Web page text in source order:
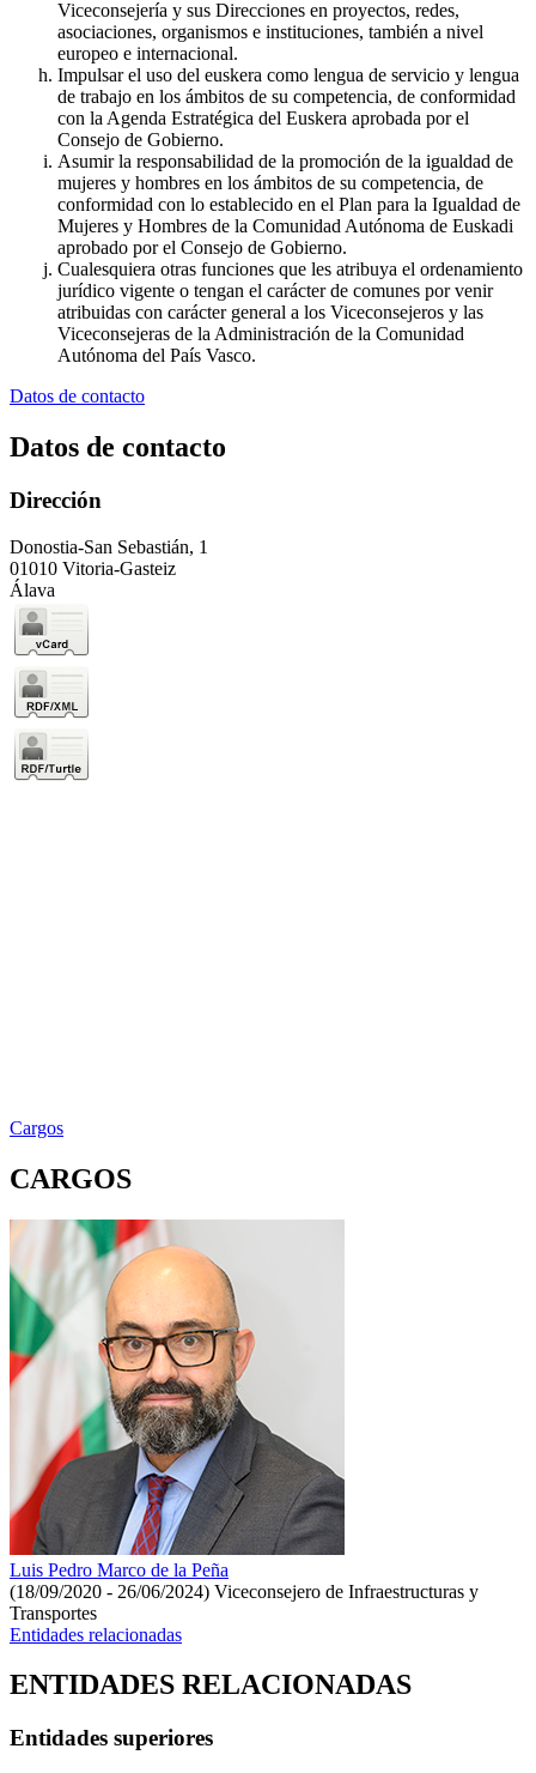
Viceconsejería y sus Direcciones en proyectos, redes,
asociaciones, organismos e instituciones, también a nivel
europeo e internacional.
Impulsar el uso del euskera como lengua de servicio y lengua
de trabajo en los ámbitos de su competencia, de conformidad
con la Agenda Estratégica del Euskera aprobada por el
Consejo de Gobierno.
Asumir la responsabilidad de la promoción de la igualdad de
mujeres y hombres en los ámbitos de su competencia, de
conformidad con lo establecido en el Plan para la Igualdad de
Mujeres y Hombres de la Comunidad Autónoma de Euskadi
aprobado por el Consejo de Gobierno.
Cualesquiera otras funciones que les atribuya el ordenamiento
jurídico vigente o tengan el carácter de comunes por venir
atribuidas con carácter general a los Viceconsejeros y las
Viceconsejeras de la Administración de la Comunidad
Autónoma del País Vasco.
Datos de contacto
Datos de contacto
Dirección
Donostia-San Sebastián, 1
01010 Vitoria-Gasteiz
Álava
Cargos
CARGOS
Luis Pedro Marco de la Peña
(18/09/2020 - 26/06/2024) Viceconsejero de Infraestructuras y
Transportes
Entidades relacionadas
ENTIDADES RELACIONADAS
Entidades superiores